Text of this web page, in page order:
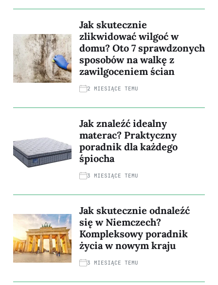
Jak skutecznie
zlikwidować wilgoć w
domu? Oto 7 sprawdzonych
sposobów na walkę z
zawilgoceniem ścian
2 MIESIĄCE TEMU
Jak znaleźć idealny
materac? Praktyczny
poradnik dla każdego
śpiocha
3 MIESIĄCE TEMU
Jak skutecznie odnaleźć
się w Niemczech?
Kompleksowy poradnik
życia w nowym kraju
3 MIESIĄCE TEMU